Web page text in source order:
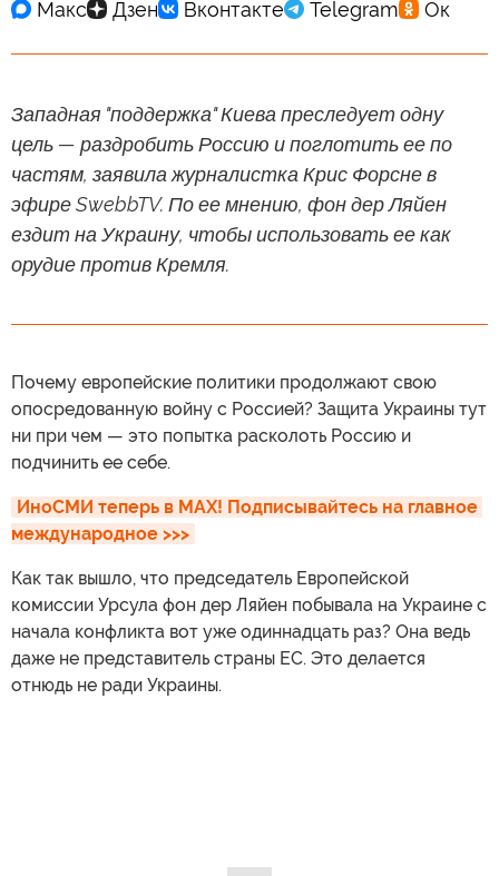
Западная "поддержка" Киева преследует одну
цель — раздробить Россию и поглотить ее по
частям, заявила журналистка Крис Форсне в
эфире SwebbTV. По ее мнению, фон дер Ляйен
ездит на Украину, чтобы использовать ее как
орудие против Кремля.
Почему европейские политики продолжают свою
опосредованную войну с Россией? Защита Украины тут
ни при чем — это попытка расколоть Россию и
подчинить ее себе.
ИноСМИ теперь в MAX! Подписывайтесь на главное
международное >>>
Как так вышло, что председатель Европейской
комиссии Урсула фон дер Ляйен побывала на Украине с
начала конфликта вот уже одиннадцать раз? Она ведь
даже не представитель страны ЕС. Это делается
отнюдь не ради Украины.